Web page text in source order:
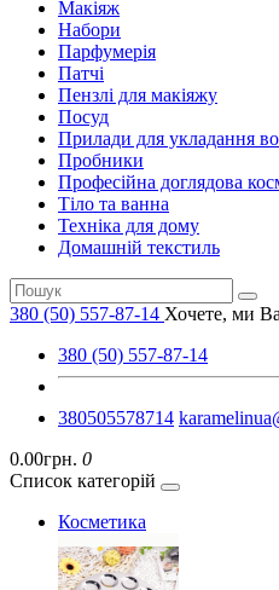
Макіяж
Набори
Парфумерія
Патчі
Пензлі для макіяжу
Посуд
Прилади для укладання
Пробники
Професійна доглядова
Тіло та ванна
Техніка для дому
Домашній текстиль
380 (50) 557-87-14 Хочете, ми
380 (50) 557-87-14
380505578714
0.00грн. 0
Список категорій
Косметика